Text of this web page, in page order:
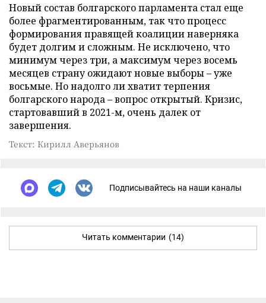
Новый состав болгарского парламента стал еще
более фрагментированным, так что процесс
формирования правящей коалиции наверняка
будет долгим и сложным. Не исключено, что
минимум через три, а максимум через восемь
месяцев страну ожидают новые выборы – уже
восьмые. Но надолго ли хватит терпения
болгарского народа – вопрос открытый. Кризис,
стартовавший в 2021-м, очень далек от
завершения.
Текст: Кирилл Аверьянов
Подписывайтесь на наши каналы
Читать комментарии (14)